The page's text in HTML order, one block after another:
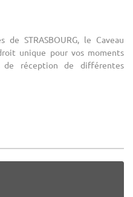
STRASBOURG, le Caveau
unique pour vos moments
de réception de différentes